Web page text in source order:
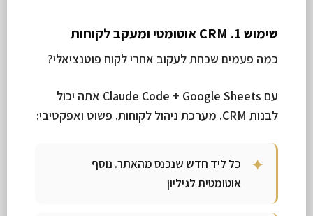
שימוש 1. CRM אוטומטי ומעקב לקוחות
כמה פעמים שכחת לעקוב אחרי לקוח פוטנציאלי?
עם Claude Code + Google Sheets אתה יכול
לבנות CRM. מערכת ניהול לקוחות. פשוט ואפקטיבי:
כל ליד חדש שנכנס מהאתר. נוסף
אוטומטית לגיליון